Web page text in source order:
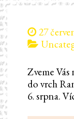
27
Zveme
do vrch
6. srpna.